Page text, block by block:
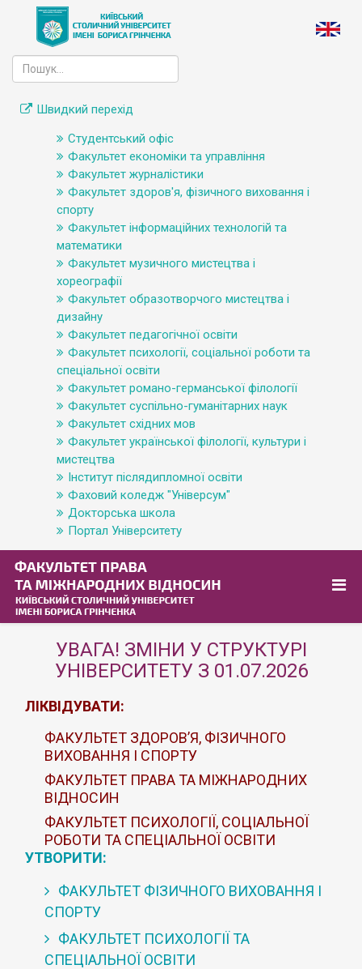
Швидкий перехід
Студентський офіс
Факультет економіки та управління
Факультет журналістики
Факультет здоров'я, фізичного виховання і
спорту
Факультет інформаційних технологій та
математики
Факультет музичного мистецтва і
хореографії
Факультет образотворчого мистецтва і
дизайну
Факультет педагогічної освіти
Факультет психології, соціальної роботи та
спеціальної освіти
Факультет романо-германської філології
Факультет суспільно-гуманітарних наук
Факультет східних мов
Факультет української філології, культури і
мистецтва
Інститут післядипломної освіти
Фаховий коледж "Універсум"
Докторська школа
Портал Університету
УВАГА! ЗМІНИ У СТРУКТУРІ
УНІВЕРСИТЕТУ З 01.07.2026
ЛІКВІДУВАТИ:
ФАКУЛЬТЕТ ЗДОРОВ’Я, ФІЗИЧНОГО
ВИХОВАННЯ І СПОРТУ
ФАКУЛЬТЕТ ПРАВА ТА МІЖНАРОДНИХ
ВІДНОСИН
ФАКУЛЬТЕТ ПСИХОЛОГІЇ, СОЦІАЛЬНОЇ
РОБОТИ ТА СПЕЦІАЛЬНОЇ ОСВІТИ
УТВОРИТИ:
ФАКУЛЬТЕТ ФІЗИЧНОГО ВИХОВАННЯ І
СПОРТУ
ФАКУЛЬТЕТ ПСИХОЛОГІЇ ТА
СПЕЦІАЛЬНОЇ ОСВІТИ